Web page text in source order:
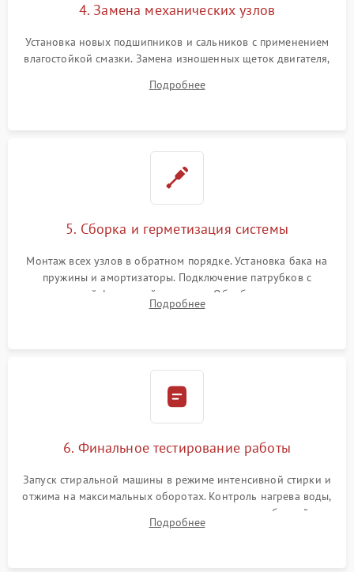
4. Замена механических узлов
Установка новых подшипников и сальников с применением
влагостойкой смазки. Замена изношенных щеток двигателя,
или поврежденной резиновой манжеты.
Подробнее
5. Сборка и герметизация системы
Монтаж всех узлов в обратном порядке. Установка бака на
пружины и амортизаторы. Подключение патрубков с
надежной фиксацией хомутами. Обработка стыков
герметиком для предотвращения возможных протечек воды.
Подробнее
6. Финальное тестирование работы
Запуск стиральной машины в режиме интенсивной стирки и
отжима на максимальных оборотах. Контроль нагрева воды,
корректности слива, отсутствия излишних вибраций,
посторонних стуков и протечек под корпусом.
Подробнее